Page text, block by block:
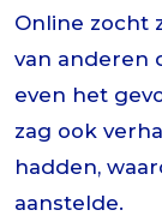
Online zocht
van anderen
even het
zag ook
hadden,
aanstelde.